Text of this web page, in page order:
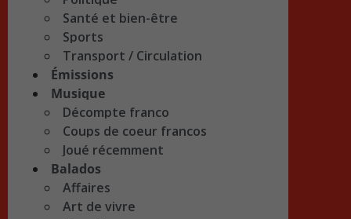
Santé et bien-être
Sports
Transport / Circulation
Émissions
Musique
Décompte franco
Coups de coeur francos
Joué récemment
Balados
Affaires
Art de vivre